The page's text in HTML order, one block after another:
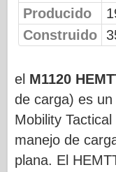
Modelo AZ
Perro negro
Bronco
Afición
Producido
Construido
el M1120
de carga) es un
Mobility
manejo de
plana. El